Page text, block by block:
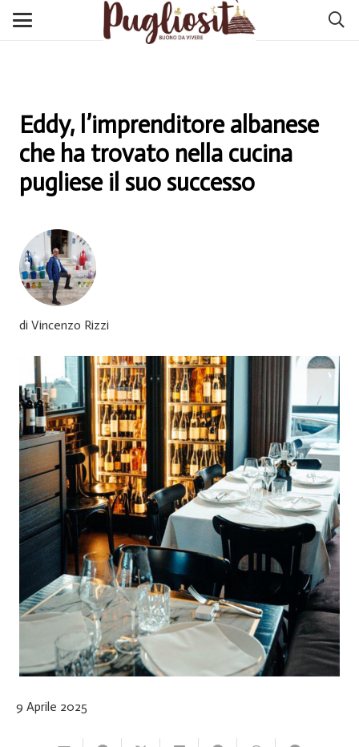
Eddy, l’imprenditore albanese
che ha trovato nella cucina
pugliese il suo successo
di Vincenzo Rizzi
9 Aprile 2025